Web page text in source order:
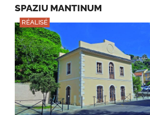
SPAZIU MANTINUM
RÉALISÉ